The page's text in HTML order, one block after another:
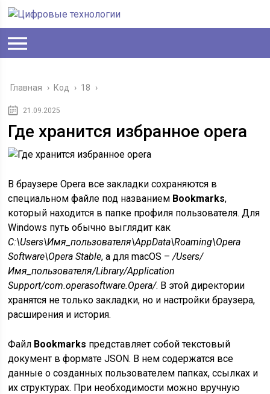
Главная › Код › 18 ›
21.09.2025
Где хранится избранное opera
В браузере Opera все закладки сохраняются в
специальном файле под названием Bookmarks,
который находится в папке профиля пользователя. Для
Windows путь обычно выглядит как
C:\Users\Имя_пользователя\AppData\Roaming\Opera
Software\Opera Stable, а для macOS –/Users/
Имя_пользователя/Library/Application
Support/com.operasoftware.Opera/. В этой директории
хранятся не только закладки, но и настройки браузера,
расширения и история.
Файл Bookmarks представляет собой текстовый
документ в формате JSON. В нем содержатся все
данные о созданных пользователем папках, ссылках и
их структурах. При необходимости можно вручную